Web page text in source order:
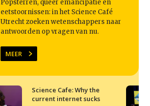
Podcast
Artikelen
Contact
Popsterren, queer emancipatie en
eetstoornissen: in het Science Café
Utrecht zoeken wetenschappers naar
antwoorden op vragen van nu.
MEER
Science Cafe: Why the
current internet sucks